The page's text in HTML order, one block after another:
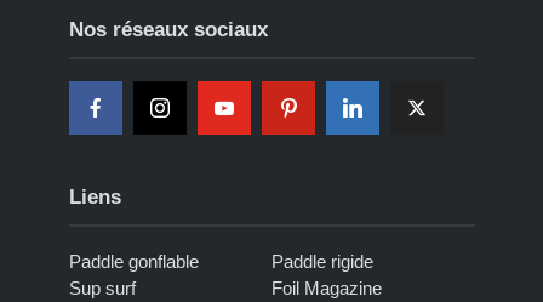
Nos réseaux sociaux
Liens
Paddle gonflable
Paddle rigide
Sup surf
Foil Magazine